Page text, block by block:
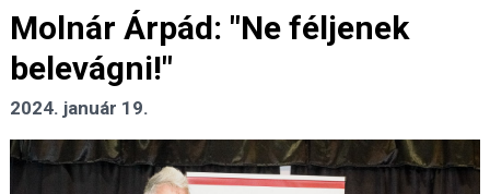
Molnár Árpád: "Ne féljenek
belevágni!"
2024. január 19.